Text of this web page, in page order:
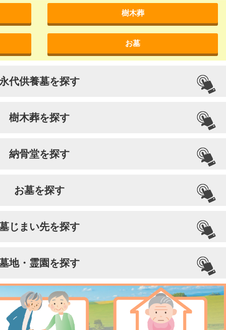
樹木葬
お墓
代供養墓を探す
樹木葬を探す
納骨堂を探す
お墓を探す
じまい先を探す
地・霊園を探す